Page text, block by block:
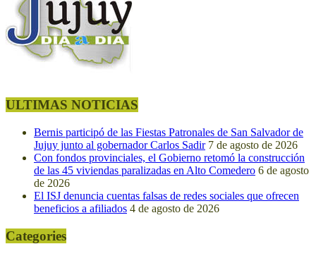
ULTIMAS NOTICIAS
Bernis participó de las Fiestas Patronales de San Salvador de
Jujuy junto al gobernador Carlos Sadir 7 de agosto de 2026
Con fondos provinciales, el Gobierno retomó la construcción
de las 45 viviendas paralizadas en Alto Comedero 6 de agosto
de 2026
El ISJ denuncia cuentas falsas de redes sociales que ofrecen
beneficios a afiliados 4 de agosto de 2026
Categories